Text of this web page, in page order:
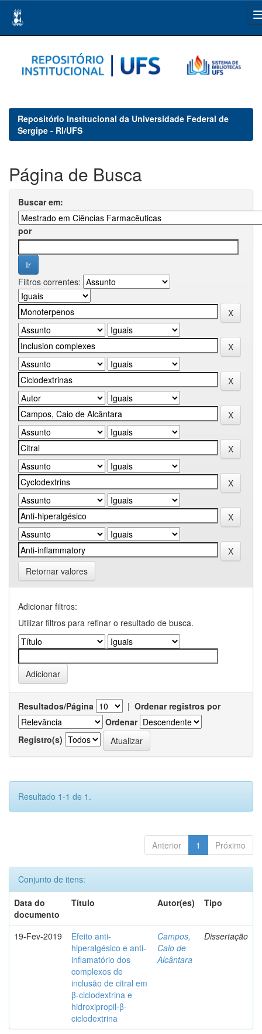
navigation
Repositório Institucional da Universidade Federal de
Sergipe - RI/UFS
Página de Busca
Buscar em:
por
Filtros correntes:
Retornar valores
Adicionar filtros:
Utilizar filtros para refinar o resultado de busca.
Resultados/Página | Ordenar registros por
Ordenar
Registro(s)
Resultado 1-1 de 1.
Anterior 1 Próximo
Conjunto de itens:
Data do
documento
Título Autor(es) Tipo
19-Fev-2019
Efeito anti-
hiperalgésico e anti-
inflamatório dos
complexos de
inclusão de citral em
β-ciclodextrina e
hidroxipropil-β-
ciclodextrina
Campos,
Caio de
Alcântara
Dissertação